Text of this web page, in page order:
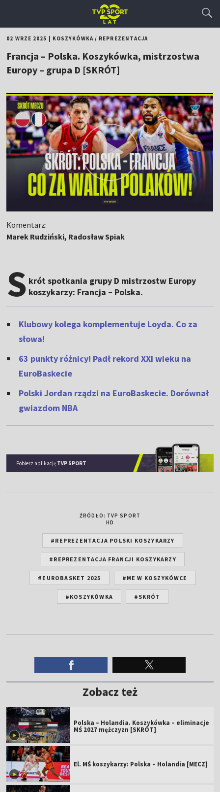
02 WRZE 2025 KOSZYKÓWKA/ REPREZENTACJA
Francja – Polska. Koszykówka, mistrzostwa
Europy – grupa D [SKRÓT]
Komentarz:
Marek Rudziński, Radosław Spiak
S krót spotkania grupy D mistrzostw Europy
koszykarzy: Francja – Polska.
Klubowy kolega komplementuje Loyda. Co za
słowa!
63 punkty różnicy! Padł rekord XXI wieku na
EuroBaskecie
Polski Jordan rządzi na EuroBaskecie. Dorównał
gwiazdom NBA
Pobierz aplikację TVP SPORT
ŹRÓDŁO: TVP SPORT
HD
#REPREZENTACJA POLSKI KOSZYKARZY
#REPREZENTACJA FRANCJI KOSZYKARZY
#EUROBASKET 2025 #ME W KOSZYKÓWCE
#KOSZYKÓWKA #SKRÓT
Zobacz też
Polska – Holandia. Koszykówka – eliminacje
MŚ 2027 mężczyzn [SKRÓT]
El. MŚ koszykarzy: Polska – Holandia [MECZ]